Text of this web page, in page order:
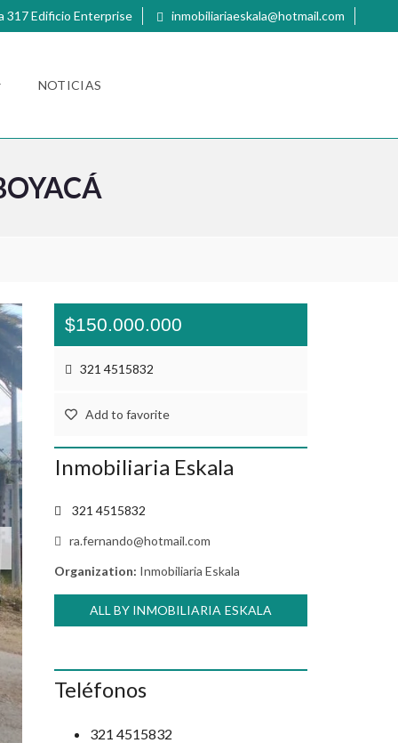
317 Edificio Enterprise inmobiliariaeskala@hotmail.com
NOTICIAS
$150.000.000
321 4515832
Add to favorite
Inmobiliaria Eskala
321 4515832
ra.fernando@hotmail.com
Organization: Inmobiliaria Eskala
ALL BY INMOBILIARIA ESKALA
Teléfonos
321 4515832